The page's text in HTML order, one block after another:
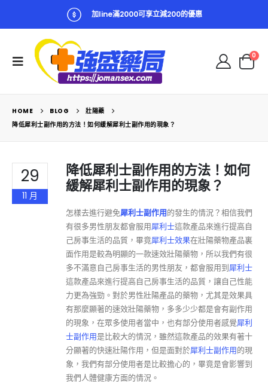
加line滿2000可享立減200的優惠
0
HOME BLOG
壯陽藥
降低犀利士副作用的方法！如何緩解犀利士副作用的現象？
29
11 月
降低犀利士副作用的方法！如何
緩解犀利士副作用的現象？
怎樣去進行避免犀利士副作用的發生的情況？相信我們
有很多男性朋友都會服用犀利士這款產品來進行提高自
己房事生活的品質，畢竟犀利士效果在壯陽藥物產品裏
面作用是較為明顯的一款速效壯陽藥物，所以我們有很
多不滿意自己房事生活的男性朋友，都會服用到犀利士
這款產品來進行提高自己房事生活的品質，讓自己性能
力更為強勁。對於男性壯陽產品的藥物，尤其是效果具
有那麼顯著的速效壯陽藥物，多多少少都是會有副作用
的現象，在眾多使用者當中，也有部分使用者感覺犀利
士副作用是比較大的情況，雖然這款產品的效果有著十
分顯著的快速壯陽作用，但是面對於犀利士副作用的現
象，我們有部分使用者是比較擔心的，畢竟是會影響到
我們人體健康方面的情況。